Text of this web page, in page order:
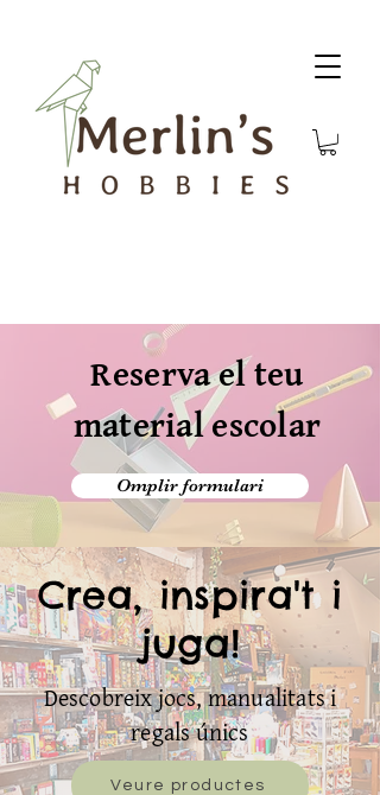
Reserva el teu
material escolar
Omplir formulari
Crea, inspira't i
juga!
Descobreix jocs, manualitats i
regals únics
Veure productes